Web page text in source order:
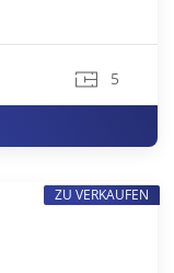
5
ZU VERKAUFEN